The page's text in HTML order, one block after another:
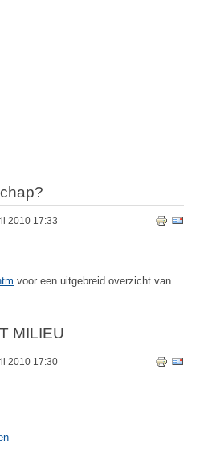
2010 17:33
voor een uitgebreid overzicht van
MILIEU
2010 17:30